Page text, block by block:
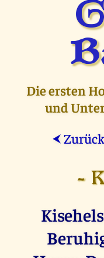
Die ersten
und
⮜ Zurück
-